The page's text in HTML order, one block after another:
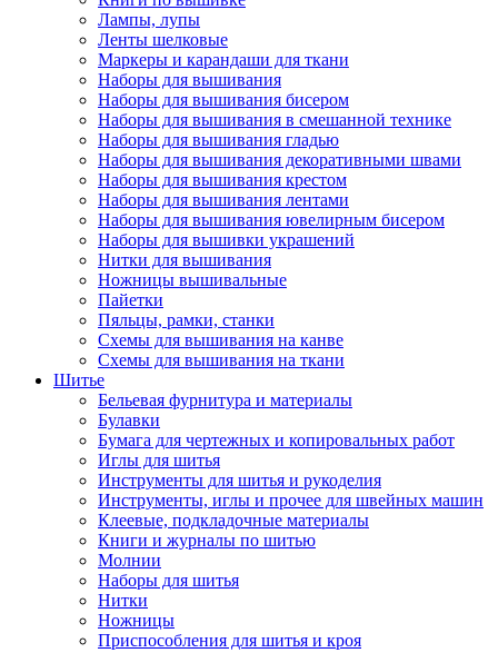
Лампы, лупы
Ленты шелковые
Маркеры и карандаши для ткани
Наборы для вышивания
Наборы для вышивания бисером
Наборы для вышивания в смешанной технике
Наборы для вышивания гладью
Наборы для вышивания декоративными швами
Наборы для вышивания крестом
Наборы для вышивания лентами
Наборы для вышивания ювелирным бисером
Наборы для вышивки украшений
Нитки для вышивания
Ножницы вышивальные
Пайетки
Пяльцы, рамки, станки
Схемы для вышивания на канве
Схемы для вышивания на ткани
Шитье
Бельевая фурнитура и материалы
Булавки
Бумага для чертежных и копировальных работ
Иглы для шитья
Инструменты для шитья и рукоделия
Инструменты, иглы и прочее для швейных машин
Клеевые, подкладочные материалы
Книги и журналы по шитью
Молнии
Наборы для шитья
Нитки
Ножницы
Приспособления для шитья и кроя